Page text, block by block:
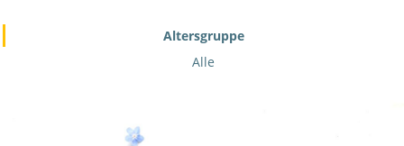
Altersgruppe
Alle